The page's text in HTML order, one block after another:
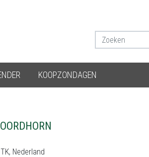
KOOPZONDAGEN
Nederland